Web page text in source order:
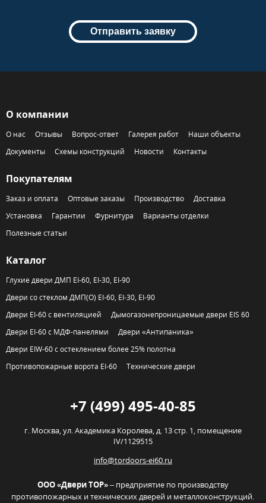
Отправить заявку
О компании
О нас Отзывы Вопрос-ответ Галерея работ
Наши объекты
Документы
Схемы конструкций Новости Контакты
Покупателям
Заказ и оплата Оптовые заказы Производство
Доставка
Установка
Гарантии Фурнитура
Варианты отделки
Полезные статьи
Каталог
Глухие двери ДМП EI-60, EI-30, EI-90
Двери со стеклом ДМП(О) EI-60, EI-30, EI-90
Двери EI-60 с вентиляцией
Дымогазонепроницаемые двери EIS 60
Двери EI-60 с МДФ-панелями
Двери «Антипаника»
Двери EIW-60 с остеклением более 25% полотна
Противопожарные ворота EI-60
Технические двери
+7 (499) 495-40-85
г. Москва,ул. Академика Королева, д. 13 стр. 1, помещение
IV/1129515
info@tordoors-ei60.ru
ООО «Двери ТОР»– предприятие по производству
противопожарных и технических дверей и металлоконструкций.